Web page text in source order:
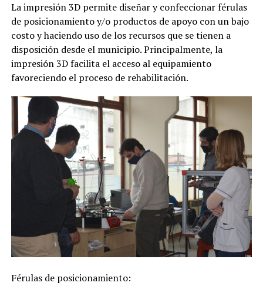
La impresión 3D permite diseñar y confeccionar férulas
de posicionamiento y/o productos de apoyo con un bajo
costo y haciendo uso de los recursos que se tienen a
disposición desde el municipio. Principalmente, la
impresión 3D facilita el acceso al equipamiento
favoreciendo el proceso de rehabilitación.
Férulas de posicionamiento: